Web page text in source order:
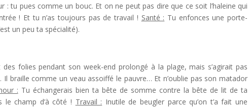
: tu pues comme un bouc. Et on ne peut pas dire que ce soit l’haleine qui
! Et tu n’as toujours pas de travail ! Santé : Tu enfonces une porte-
un peu ta spécialité).
folies pendant son week-end prolongé à la plage, mais s’agirait pas
braille comme un veau assoiffé le pauvre… Et n’oublie pas son matador
: Tu échangerais bien ta bête de somme contre la bête de lit de ta
le champ d’à côté ! Travail : Inutile de beugler parce qu’on t’a fait une